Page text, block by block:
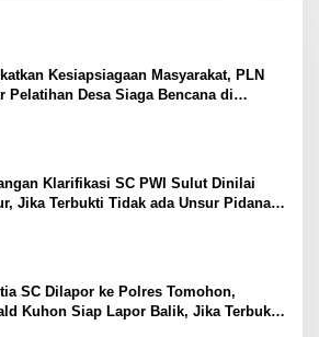
Kesiapsiagaan Masyarakat, PLN
Pelatihan Desa Siaga Bencana di
Klarifikasi SC PWI Sulut Dinilai
Jika Terbukti Tidak ada Unsur Pidana
SC Dilapor ke Polres Tomohon,
Kuhon Siap Lapor Balik, Jika Terbukti